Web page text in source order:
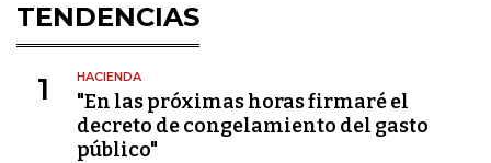
TENDENCIAS
1 HACIENDA
"En las próximas horas firmaré el
decreto de congelamiento del gasto
público"